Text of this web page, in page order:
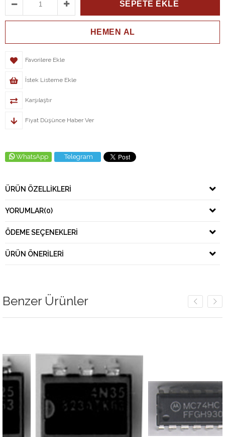
Favorilere Ekle
İstek Listeme Ekle
Karşılaştır
Fiyat Düşünce Haber Ver
WhatsApp Telegram
ÜRÜN ÖZELLIKLERI
YORUMLAR(0)
ÖDEME SEÇENEKLERI
ÜRÜN ÖNERILERI
Benzer Ürünler